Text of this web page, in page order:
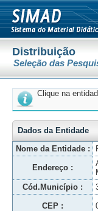
Distribuição
Seleção das
Clique na
Dados da Entidade
Nome da Entidade :
Endereço :
Cód.Município :
CEP :